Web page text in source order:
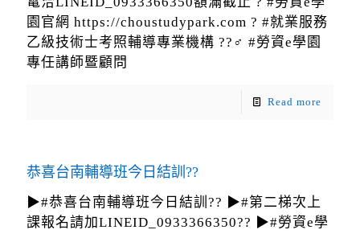
園官網 https://choustudypark.com ? #就業服務
乙級技術士考照輔導專業機構 ??‍♂️ #勞資e學園
專任講師暨顧問
Read more
恭喜台南輔導班今日結訓??
▶#恭喜台南輔導班今日結訓?? ▶#第二梯次上
課報名請加LINEID_0933366350?? ▶#勞資e學